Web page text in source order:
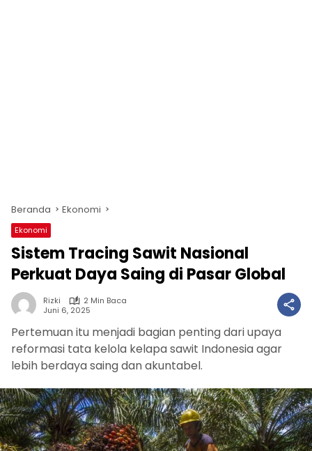
Beranda Ekonomi
Ekonomi
Sistem Tracing Sawit Nasional
Perkuat Daya Saing di Pasar Global
Rizki
2 Min Baca
Juni 6, 2025
Pertemuan itu menjadi bagian penting dari upaya
reformasi tata kelola kelapa sawit Indonesia agar
lebih berdaya saing dan akuntabel.